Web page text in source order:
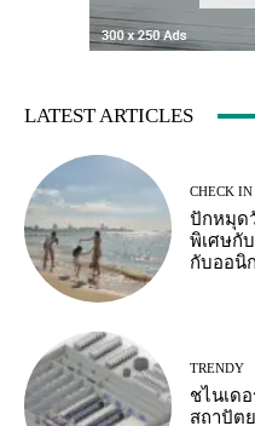
LATEST ARTICLES
CHECK IN
ปักหมุด
พิเศษกั
กับออนิ
TRENDY
ชไนเด
สถาปัต